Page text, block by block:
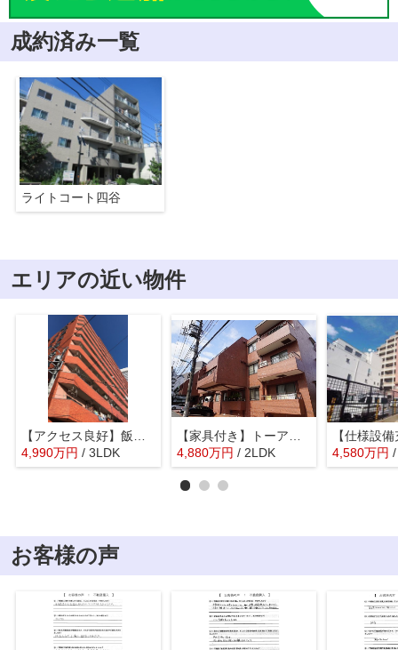
成約済み一覧
ライトコート四谷
エリアの近い物件
4,990万円 / 3LDK
4,880万円 / 2LDK 4,580万円
お客様の声